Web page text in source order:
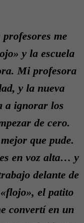
profesores me
y la escuela
Mi profesora
y la nueva
a ignorar los
de cero.
que pude.
en voz alta… y
delante de
el patito
convertí en un